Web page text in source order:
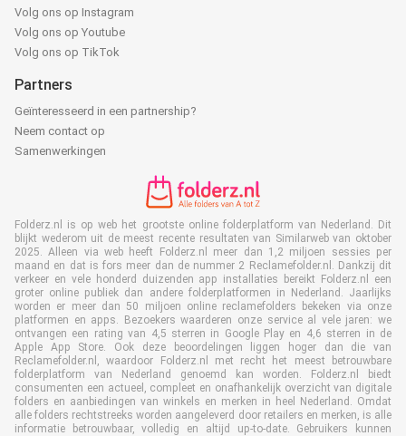
Volg ons op Instagram
Volg ons op Youtube
Volg ons op TikTok
Partners
Geïnteresseerd in een partnership?
Neem contact op
Samenwerkingen
Folderz.nl is op web het grootste online folderplatform van Nederland. Dit
blijkt wederom uit de meest recente resultaten van Similarweb van oktober
2025. Alleen via web heeft Folderz.nl meer dan 1,2 miljoen sessies per
maand en dat is fors meer dan de nummer 2 Reclamefolder.nl. Dankzij dit
verkeer en vele honderd duizenden app installaties bereikt Folderz.nl een
groter online publiek dan andere folderplatformen in Nederland. Jaarlijks
worden er meer dan 50 miljoen online reclamefolders bekeken via onze
platformen en apps. Bezoekers waarderen onze service al vele jaren: we
ontvangen een rating van 4,5 sterren in Google Play en 4,6 sterren in de
Apple App Store. Ook deze beoordelingen liggen hoger dan die van
Reclamefolder.nl, waardoor Folderz.nl met recht het meest betrouwbare
folderplatform van Nederland genoemd kan worden. Folderz.nl biedt
consumenten een actueel, compleet en onafhankelijk overzicht van digitale
folders en aanbiedingen van winkels en merken in heel Nederland. Omdat
alle folders rechtstreeks worden aangeleverd door retailers en merken, is alle
informatie betrouwbaar, volledig en altijd up-to-date. Gebruikers kunnen